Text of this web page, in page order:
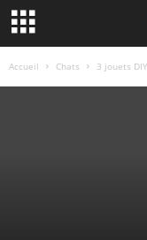
Accueil Chats 3 jouets